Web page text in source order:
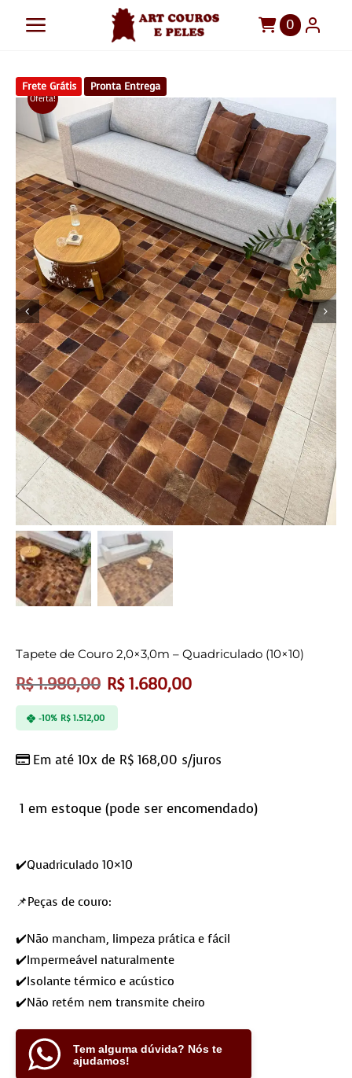
para
conteúdo
Toggle
Tapetes
Pelegos
Para sua casa
Móveis
Sob Medida!
0
Oferta!
Frete Grátis Pronta Entrega
Tapete de Couro 2,0×3,0m – Quadriculado (10×10)
R$1.980,00 R$1.680,00
Em até 10x de R$ 168,00 s/juros
-10% R$1.512,00
1 em estoque (pode ser encomendado)
✔️Quadriculado 10×10
📌Peças de couro:
✔️Não mancham, limpeza prática e fácil
✔️Impermeável naturalmente
✔️Isolante térmico e acústico
✔️Não retém nem transmite cheiro
Tem alguma dúvida? Nós te
ajudamos!